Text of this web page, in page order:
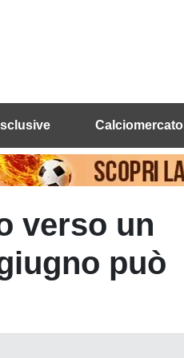
Calciomercato
verso un
può